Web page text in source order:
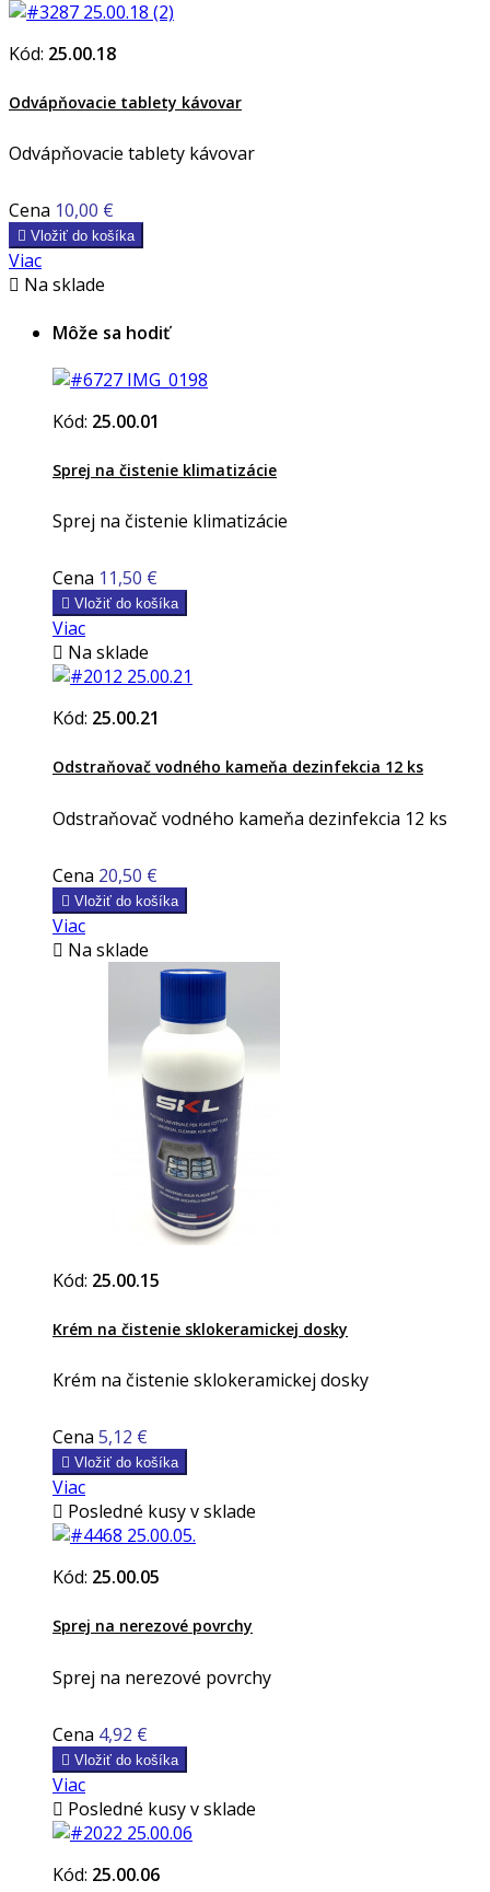
Kód: 25.00.18
Odvápňovacie tablety kávovar
Odvápňovacie tablety kávovar
Cena 10,00 €
 Vložiť do košíka
Viac
 Na sklade
Môže sa hodiť
Kód: 25.00.01
Sprej na čistenie klimatizácie
Sprej na čistenie klimatizácie
Cena 11,50 €
 Vložiť do košíka
Viac
 Na sklade
Kód: 25.00.21
Odstraňovač vodného kameňa dezinfekcia 12 ks
Odstraňovač vodného kameňa dezinfekcia 12 ks
Cena 20,50 €
 Vložiť do košíka
Viac
 Na sklade
Kód: 25.00.15
Krém na čistenie sklokeramickej dosky
Krém na čistenie sklokeramickej dosky
Cena 5,12 €
 Vložiť do košíka
Viac
 Posledné kusy v sklade
Kód: 25.00.05
Sprej na nerezové povrchy
Sprej na nerezové povrchy
Cena 4,92 €
 Vložiť do košíka
Viac
 Posledné kusy v sklade
Kód: 25.00.06